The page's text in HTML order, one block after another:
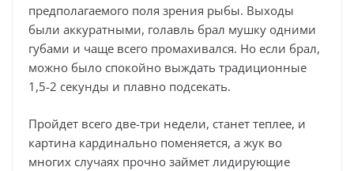
предполагаемого поля зрения рыбы. Выходы
были аккуратными, голавль брал мушку одними
губами и чаще всего промахивался. Но если брал,
можно было спокойно выждать традиционные
1,5-2 секунды и плавно подсекать.
Пройдет всего две-три недели, станет теплее, и
картина кардинально поменяется, а жук во
многих случаях прочно займет лидирующие